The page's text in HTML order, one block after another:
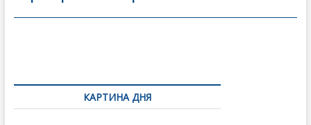
o
в
по
записямКАРТИНА ДНЯ